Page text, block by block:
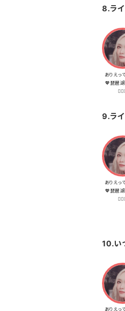
8.ラ
ありえっ
💖琵琶
9.ラ
ありえっ
💖琵琶
10.い
ありえっ